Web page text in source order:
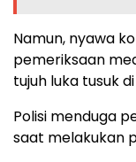
Namun, nyawa
pemeriksaan
tujuh luka tusuk
Polisi menduga
saat melakukan